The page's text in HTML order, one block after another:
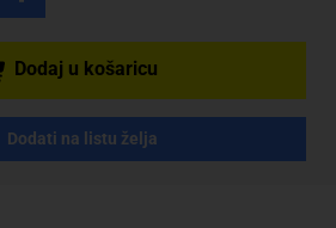
Dodaj u košaricu
Dodati na listu želja